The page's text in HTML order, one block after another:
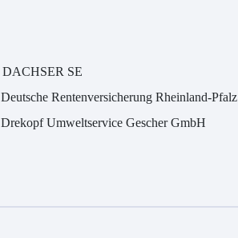
DACHSER SE
Deutsche Rentenversicherung Rheinland-Pfalz
Drekopf Umweltservice Gescher GmbH